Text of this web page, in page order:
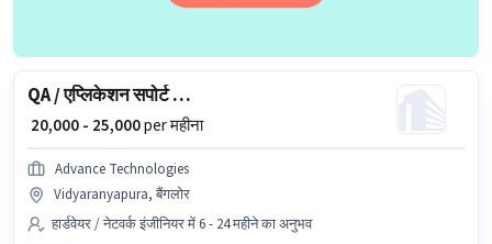
QA / एप्लिकेशन सपोर्ट इंजीनियर
₹ 20,000 - 25,000per महीना
Advance Technologies
Vidyaranyapura, बैंगलोर
हार्डवेयर / नेटवर्क इंजीनियर में 6 - 24 महीने का अनुभव